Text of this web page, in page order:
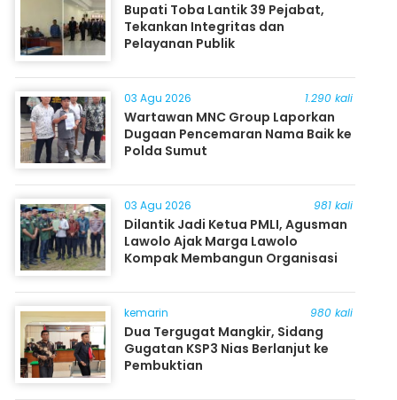
Bupati Toba Lantik 39 Pejabat,
Tekankan Integritas dan
Pelayanan Publik
03 Agu 2026 1.290 kali
Wartawan MNC Group Laporkan
Dugaan Pencemaran Nama Baik ke
Polda Sumut
03 Agu 2026 981 kali
Dilantik Jadi Ketua PMLI, Agusman
Lawolo Ajak Marga Lawolo
Kompak Membangun Organisasi
kemarin 980 kali
Dua Tergugat Mangkir, Sidang
Gugatan KSP3 Nias Berlanjut ke
Pembuktian